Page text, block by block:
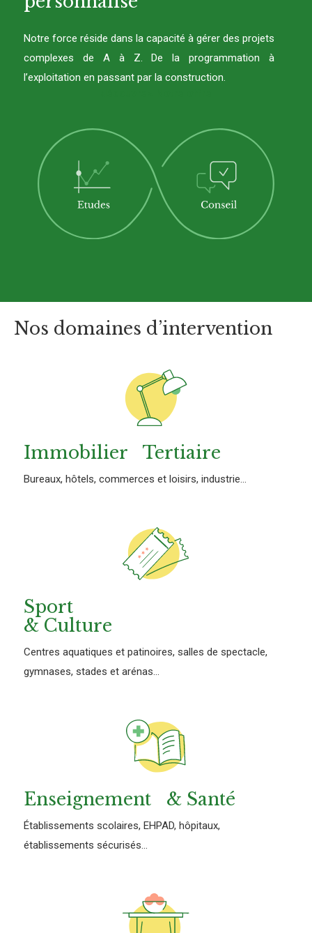
Notre force réside dans la capacité à gérer des projets
complexes de A à Z. De la programmation à
l’exploitation en passant par la construction.
Nos domaines d’intervention
Immobilier Tertiaire
Bureaux, hôtels, commerces et loisirs, industrie...
Sport
& Culture
Centres aquatiques et patinoires, salles de spectacle,
gymnases, stades et arénas...
Enseignement & Santé
Établissements scolaires, EHPAD, hôpitaux,
établissements sécurisés...